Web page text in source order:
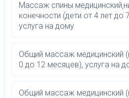
Массаж спины
конечности (дети от 4 лет до
услуга на дому
Общий массаж медицинский
0 до 12 месяцев), услуга на
Общий массаж медицинский